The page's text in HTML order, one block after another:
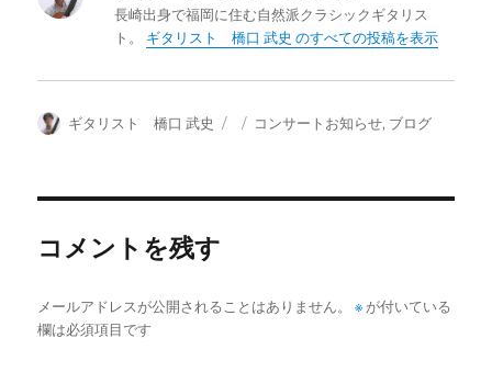
長崎出身で福岡に住む自然派クラシックギタリス
ト。 ギタリスト 橋口 武史 のすべての投稿を表示
投
ギタリスト 橋口 武史
投 カ
コンサートお知らせ, ブログ
コメントを残す
メールアドレスが公開されることはありません。 ※ が付いている
欄は必須項目です